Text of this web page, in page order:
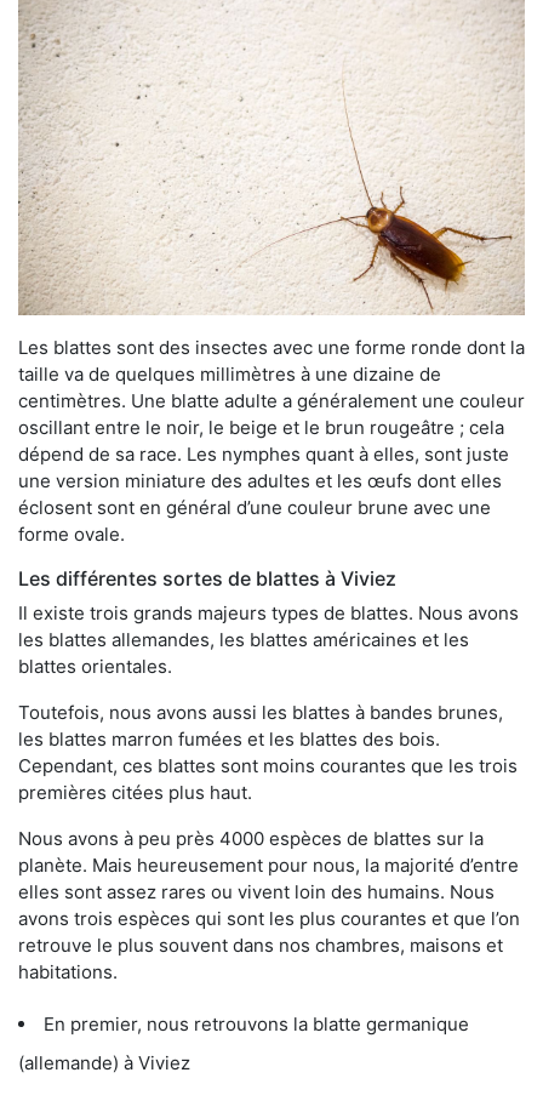
Les blattes sont des insectes avec une forme ronde dont la
taille va de quelques millimètres à une dizaine de
centimètres. Une blatte adulte a généralement une couleur
oscillant entre le noir, le beige et le brun rougeâtre ; cela
dépend de sa race. Les nymphes quant à elles, sont juste
une version miniature des adultes et les œufs dont elles
éclosent sont en général d’une couleur brune avec une
forme ovale.
Les différentes sortes de blattes à Viviez
Il existe trois grands majeurs types de blattes. Nous avons
les blattes allemandes, les blattes américaines et les
blattes orientales.
Toutefois, nous avons aussi les blattes à bandes brunes,
les blattes marron fumées et les blattes des bois.
Cependant, ces blattes sont moins courantes que les trois
premières citées plus haut.
Nous avons à peu près 4000 espèces de blattes sur la
planète. Mais heureusement pour nous, la majorité d’entre
elles sont assez rares ou vivent loin des humains. Nous
avons trois espèces qui sont les plus courantes et que l’on
retrouve le plus souvent dans nos chambres, maisons et
habitations.
En premier, nous retrouvons la blatte germanique
(allemande) à Viviez